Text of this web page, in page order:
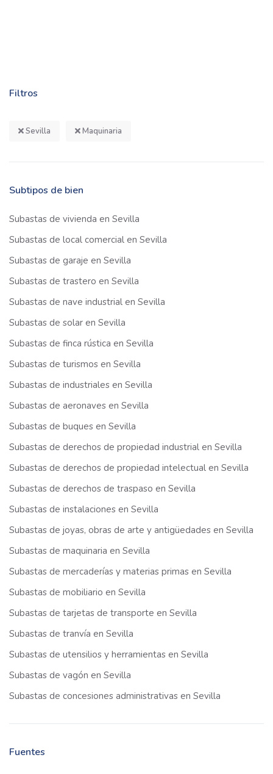
Filtros
Sevilla Maquinaria
Subtipos de bien
Subastas de vivienda en Sevilla
Subastas de local comercial en Sevilla
Subastas de garaje en Sevilla
Subastas de trastero en Sevilla
Subastas de nave industrial en Sevilla
Subastas de solar en Sevilla
Subastas de finca rústica en Sevilla
Subastas de turismos en Sevilla
Subastas de industriales en Sevilla
Subastas de aeronaves en Sevilla
Subastas de buques en Sevilla
Subastas de derechos de propiedad industrial en Sevilla
Subastas de derechos de propiedad intelectual en Sevilla
Subastas de derechos de traspaso en Sevilla
Subastas de instalaciones en Sevilla
Subastas de joyas, obras de arte y antigüedades en Sevilla
Subastas de maquinaria en Sevilla
Subastas de mercaderías y materias primas en Sevilla
Subastas de mobiliario en Sevilla
Subastas de tarjetas de transporte en Sevilla
Subastas de tranvía en Sevilla
Subastas de utensilios y herramientas en Sevilla
Subastas de vagón en Sevilla
Subastas de concesiones administrativas en Sevilla
Fuentes